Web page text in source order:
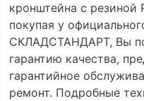
кронштейна с резиной
покупая у
СКЛАДСТАНДАРТ, Вы
гарантию качества,
гарантийное
ремонт. Подробные